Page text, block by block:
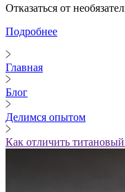
Отказаться от
Подробнее
Главная
Блог
Делимся опытом
Как отличить